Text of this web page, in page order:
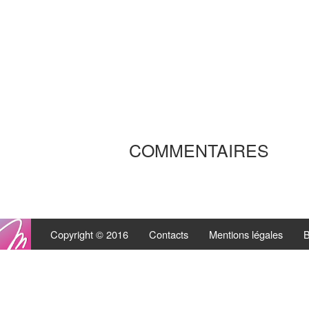
COMMENTAIRES
Copyright © 2016 Contacts Mentions légales